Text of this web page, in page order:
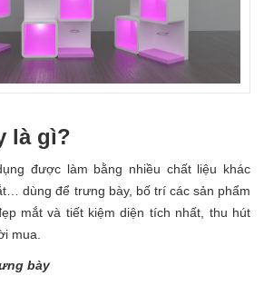
là gì?
được làm bằng nhiều chất liệu khác
dùng để trưng bày, bố trí các sản phẩm
mắt và tiết kiệm diện tích nhất, thu hút
mua.
bày